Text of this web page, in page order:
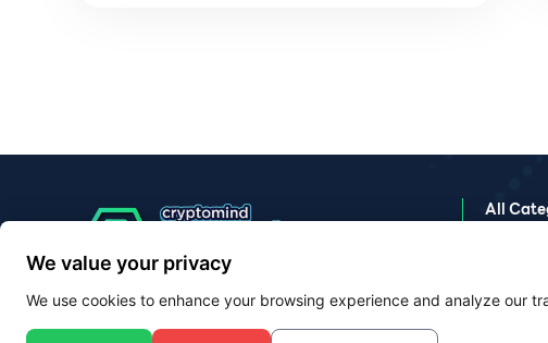
All
We value your privacy
We use cookies to enhance your browsing experience and analyze our